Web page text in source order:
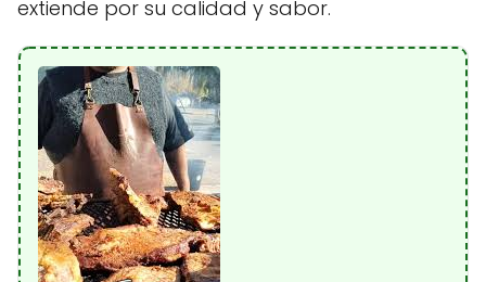
extiende por su calidad y sabor.